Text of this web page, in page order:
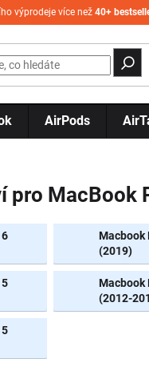
výprodeje více než 40+
AirPods
pro MacBook
Macbook
(2019)
Macbook
(2012-